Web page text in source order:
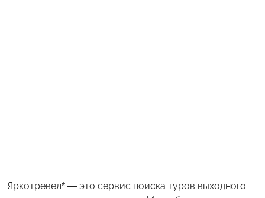
Яркотревел* — это сервис поиска туров выходного